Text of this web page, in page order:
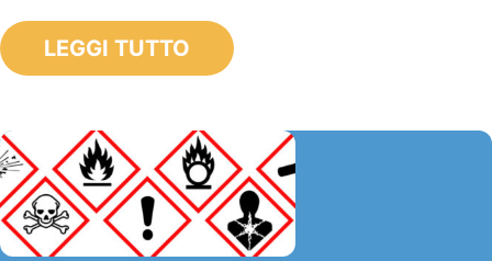
LEGGI TUTTO